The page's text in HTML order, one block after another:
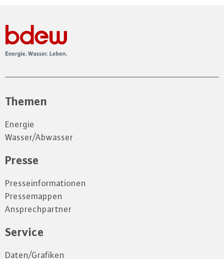
Themen
Energie
Wasser/Abwasser
Presse
Presseinformationen
Pressemappen
Ansprechpartner
Service
Daten/Grafiken